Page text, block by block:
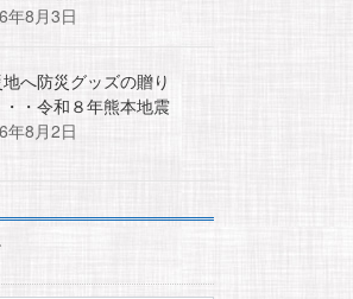
年8月3日
へ防災グッズの贈り
・令和８年熊本地震
年8月2日